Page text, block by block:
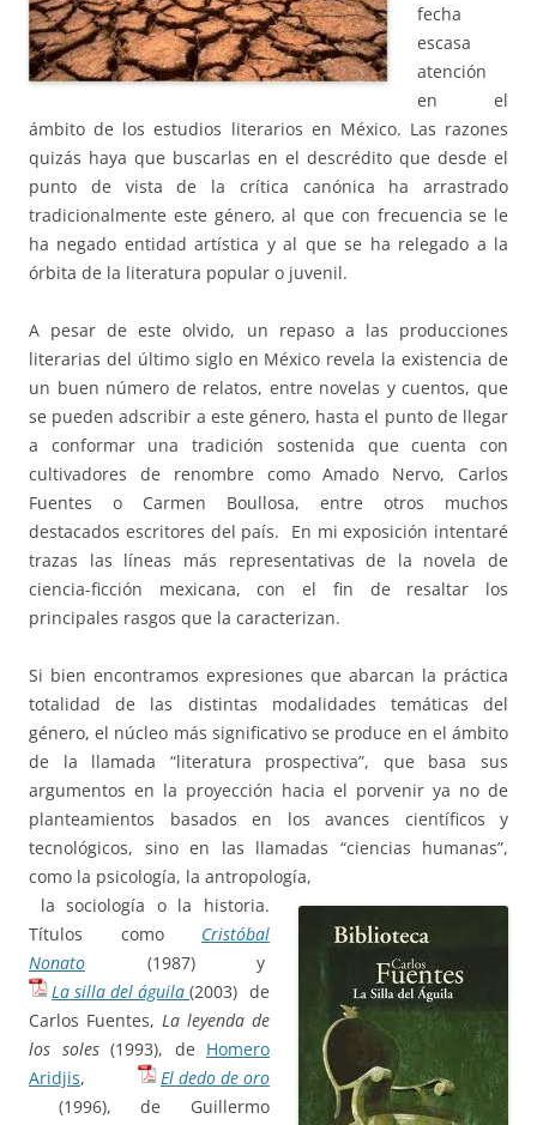
fecha
escasa
atención
en el
ámbito de los estudios literarios en México. Las razones
quizás haya que buscarlas en el descrédito que desde el
punto de vista de la crítica canónica ha arrastrado
tradicionalmente este género, al que con frecuencia se le
ha negado entidad artística y al que se ha relegado a la
órbita de la literatura popular o juvenil.
A pesar de este olvido, un repaso a las producciones
literarias del último siglo en México revela la existencia de
un buen número de relatos, entre novelas y cuentos, que
se pueden adscribir a este género, hasta el punto de llegar
a conformar una tradición sostenida que cuenta con
cultivadores de renombre como Amado Nervo, Carlos
Fuentes o Carmen Boullosa, entre otros muchos
destacados escritores del país. En mi exposición intentaré
trazas las líneas más representativas de la novela de
ciencia-ficción mexicana, con el fin de resaltar los
principales rasgos que la caracterizan.
Si bien encontramos expresiones que abarcan la práctica
totalidad de las distintas modalidades temáticas del
género, el núcleo más significativo se produce en el ámbito
de la llamada “literatura prospectiva”, que basa sus
argumentos en la proyección hacia el porvenir ya no de
planteamientos basados en los avances científicos y
tecnológicos, sino en las llamadas “ciencias humanas”,
como la psicología, la antropología,
la sociología o la historia.
Títulos como Cristóbal
Nonato (1987) y
La silla del águila(2003) de
Carlos Fuentes, La leyenda de
los soles(1993), de Homero
Aridjis,
El dedo de oro
(1996), de Guillermo